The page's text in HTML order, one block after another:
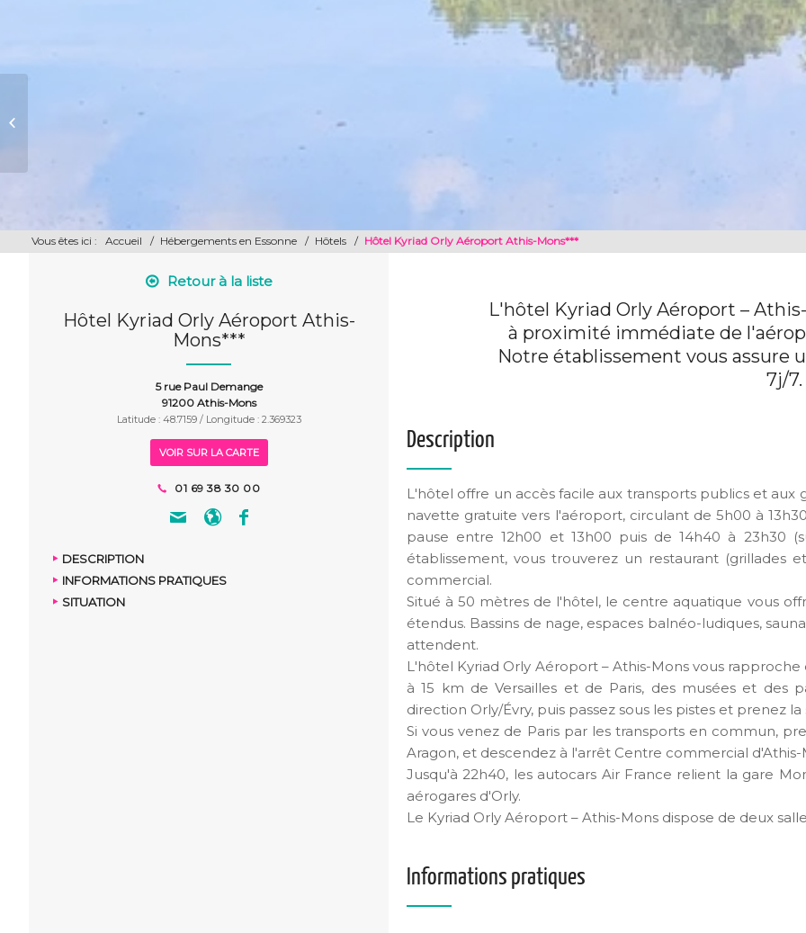
Vous êtes ici : Accueil / Hébergements en Essonne / Hôtels / Hôtel Kyriad Orly Aéroport Athis-Mons***
Retour à la liste
Hôtel Kyriad Orly Aéroport Athis-
Mons***
5 rue Paul Demange
91200 Athis-Mons
Latitude : 48.7159 / Longitude : 2.369323
VOIR SUR LA CARTE
01 69 38 30 00
DESCRIPTION
INFORMATIONS PRATIQUES
SITUATION
L'hôtel Kyriad Orly Aéroport –
à proximité immédiate de
Notre établissement vous assure
7j/7.
Description
L'hôtel offre un accès facile aux transports publics et
navette gratuite vers l'aéroport, circulant de 5h00 à
pause entre 12h00 et 13h00 puis de 14h40 à 23h30
établissement, vous trouverez un restaurant
commercial.
Situé à 50 mètres de l'hôtel, le centre aquatique vous
étendus. Bassins de nage, espaces balnéo-ludiques,
attendent.
L'hôtel Kyriad Orly Aéroport – Athis-Mons vous
à 15 km de Versailles et de Paris, des musées et des
direction Orly/Évry, puis passez sous les pistes et prenez
Si vous venez de Paris par les transports en commun,
Aragon, et descendez à l'arrêt Centre commercial d'Athis-
Jusqu'à 22h40, les autocars Air France relient la gare
aérogares d'Orly.
Le Kyriad Orly Aéroport – Athis-Mons dispose de deux
Informations pratiques